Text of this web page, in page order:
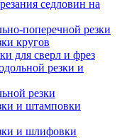
седловин на
поперечной резки
кругов
для сверл и фрез
резки и
резки
и штамповки
и шлифовки